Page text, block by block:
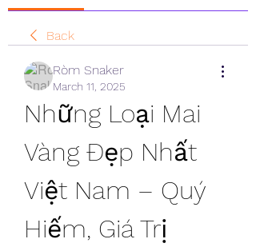
Back
Ròm Snaker
March 11, 2025
Những Loại Mai
Vàng Đẹp Nhất
Việt Nam – Quý
Hiếm, Giá Trị